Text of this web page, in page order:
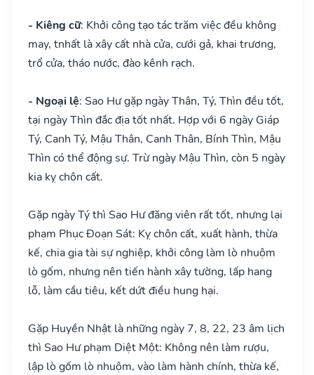
- Kiêng cữ: Khởi công tạo tác trăm việc đều không
may, tnhất là xây cất nhà cửa, cưới gả, khai trương,
trổ cửa, tháo nước, đào kênh rạch.
- Ngoại lệ: Sao Hư gặp ngày Thân, Tý, Thìn đều tốt,
tại ngày Thìn đắc địa tốt nhất. Hợp với 6 ngày Giáp
Tý, Canh Tý, Mậu Thân, Canh Thân, Bính Thìn, Mậu
Thìn có thể động sự. Trừ ngày Mậu Thìn, còn 5 ngày
kia kỵ chôn cất.
Gặp ngày Tý thì Sao Hư đăng viên rất tốt, nhưng lại
phạm Phục Đoạn Sát: Kỵ chôn cất, xuất hành, thừa
kế, chia gia tài sự nghiệp, khởi công làm lò nhuộm
lò gốm, nhưng nên tiến hành xây tường, lấp hang
lỗ, làm cầu tiêu, kết dứt điều hung hại.
Gặp Huyền Nhật là những ngày 7, 8, 22, 23 âm lịch
thì Sao Hư phạm Diệt Một: Không nên làm rượu,
lập lò gốm lò nhuộm, vào làm hành chính, thừa kế,